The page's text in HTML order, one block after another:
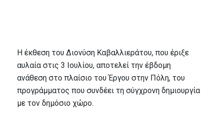
Η έκθεση του Διονύση Καβαλλιεράτου, που έριξε
αυλαία στις 3 Ιουλίου, αποτελεί την έβδομη
ανάθεση στο πλαίσιο του Έργου στην Πόλη, του
προγράμματος που συνδέει τη σύγχρονη δημιουργία
με τον δημόσιο χώρο.